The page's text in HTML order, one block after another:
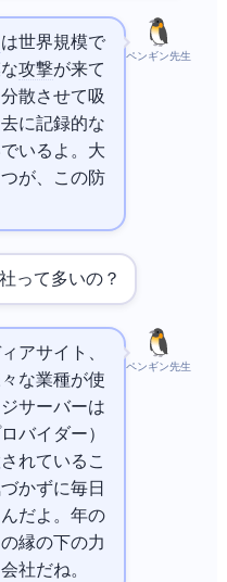
ペンギン先生
は世界規模で
DDoS攻撃が来て
散させて吸
去に記録的な
いるよ。大
つが、この防
社って多いの？
ペンギン先生
アサイト、
々な業種が使
ジサーバーは
バイダー）
れているこ
に毎日Akamai
よ。1999年の
縁の下の力
社だね。